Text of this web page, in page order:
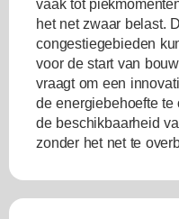
vaak tot
het net zwaar belast.
congestiegebieden
voor de start van
vraagt om een
de energiebehoefte
de beschikbaarheid
zonder het net te